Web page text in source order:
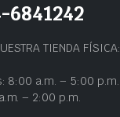
6841242
TIENDA FÍSICA:
8:00 a.m. – 5:00 p.m.
– 2:00 p.m.